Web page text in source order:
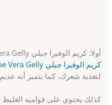
أولا: كريم الوفيرا جيلي Forever Aloe Vera Gelly
كريم الوفيرا جيلي Forever Aloe Vera Gelly
لتغذية شعرك، كما يتميز أنه
كذلك يحتوي على قواميه